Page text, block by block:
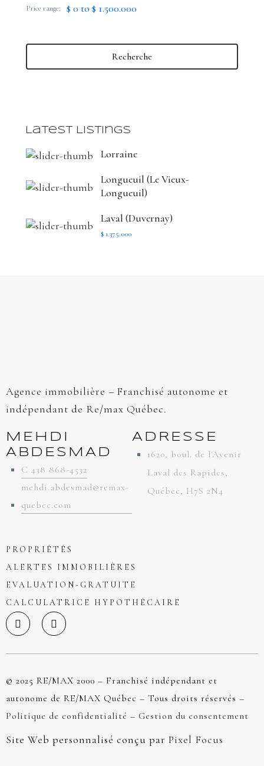
Price range: $ 0 to $ 1.500.000
Recherche
Latest Listings
Lorraine
Longueuil (Le Vieux-
Longueuil)
Laval (Duvernay)
$ 1.375.000
Agence immobilière – Franchisé autonome et
indépendant de Re/max Québec.
MEHDI
ABDESMAD
C 438 868-4532
mehdi.abdesmad@remax-
quebec.com
ADRESSE
1620, boul. de l'Avenir
Laval des Rapides,
Québec, H7S 2N4
PROPRIÉTÉS
ALERTES IMMOBILIÈRES
EVALUATION-GRATUITE
CALCULATRICE HYPOTHÉCAIRE
© 2025 RE/MAX 2000 – Franchisé indépendant et
autonome de RE/MAX Québec – Tous droits réservés –
Politique de confidentialité – Gestion du consentement
Site Web personnalisé conçu parPixel Focus